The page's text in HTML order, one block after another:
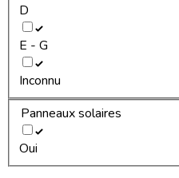
D
E - G
Inconnu
Panneaux solaires
Oui